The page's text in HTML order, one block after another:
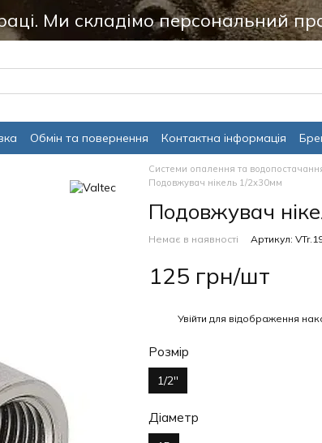
Ми складімо персональний
Обмін та повернення Контактна інформація
Системи опалення та
Подовжувач нікель 1/2х30мм
Подовжувач
Немає в наявності Артикул:
125 грн/шт
Увійти для відображення
Розмір
1/2''
Діаметр